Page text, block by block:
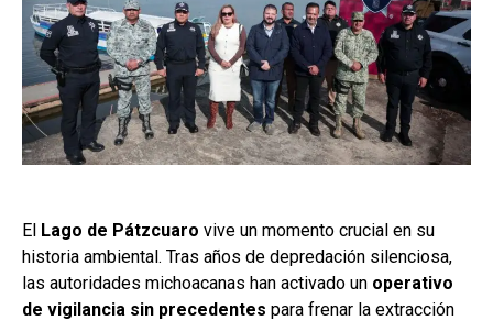
El Lago de Pátzcuaro vive un momento crucial en su
historia ambiental. Tras años de depredación silenciosa,
las autoridades michoacanas han activado un operativo
de vigilancia sin precedentes para frenar la extracción